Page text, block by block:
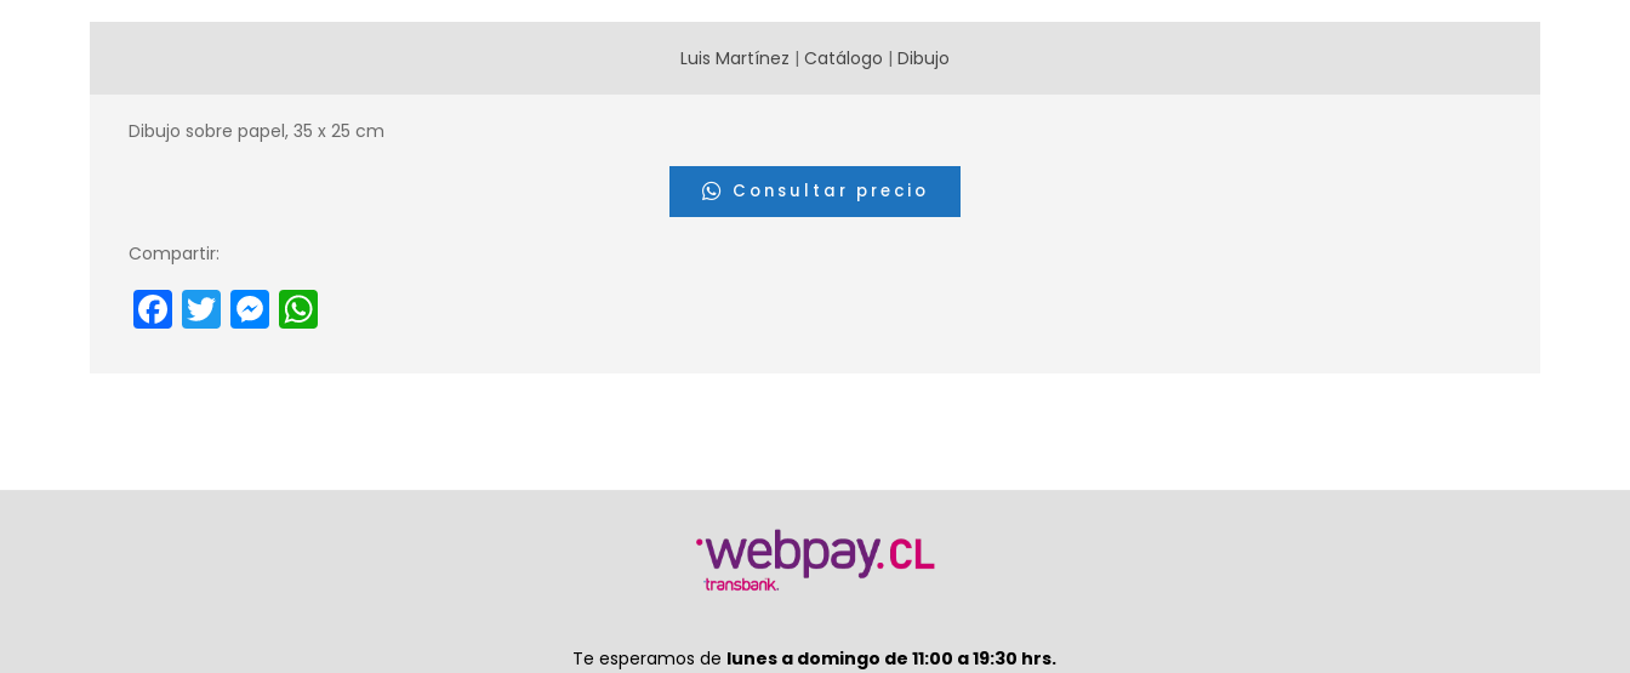
Luis Martínez | Catálogo | Dibujo
Dibujo sobre papel, 35 x 25 cm
Consultar precio
Compartir:
Facebook
TwitterMessenger
Te esperamos de lunes a domingo de 11:00 a 19:30 hrs.